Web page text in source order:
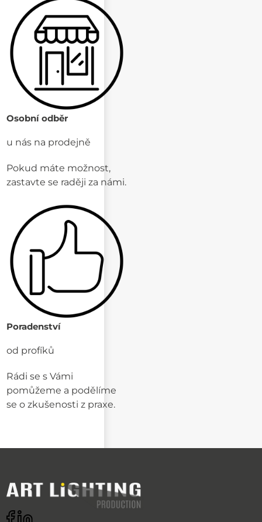
Osobní odběr
u nás na prodejně
Pokud máte možnost,
zastavte se raději za námi.
Poradenství
od profíků
Rádi se s Vámi
pomůžeme a podělíme
se o zkušenosti z praxe.